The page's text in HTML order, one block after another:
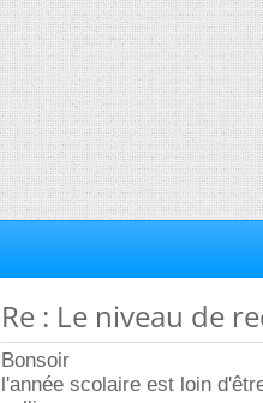
Re : Le niveau de
Bonsoir
l'année scolaire est loin